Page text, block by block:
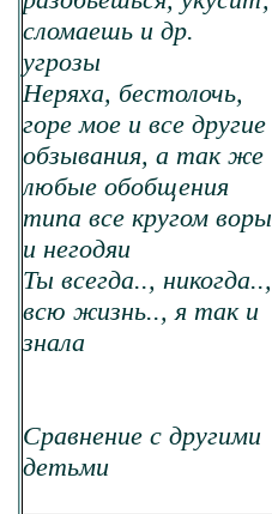
сломаешь и др.
угрозы
Неряха, бестолочь,
горе мое и все другие
обзывания, а так же
любые обобщения
типа все кругом воры
и негодяи
Ты всегда.., никогда..,
всю жизнь.., я так и
знала
Сравнение с другими
детьми